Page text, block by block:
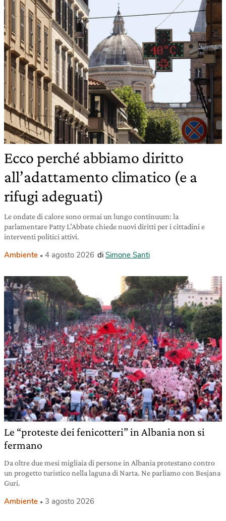
Ecco perché abbiamo diritto
all’adattamento climatico (e a
rifugi adeguati)
Le ondate di calore sono ormai un lungo continuum: la
parlamentare Patty L’Abbate chiede nuovi diritti per i cittadini e
interventi politici attivi.
Ambiente 4 agosto 2026 di Simone Santi
Le “proteste dei fenicotteri” in Albania non si
fermano
Da oltre due mesi migliaia di persone in Albania protestano contro
un progetto turistico nella laguna di Narta. Ne parliamo con Besjana
Guri.
Ambiente 3 agosto 2026